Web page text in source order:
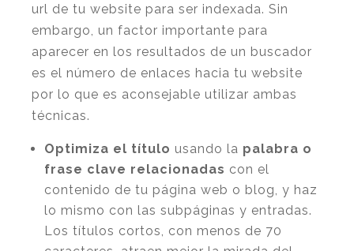
url de tu website para ser indexada. Sin
embargo, un factor importante para
aparecer en los resultados de un buscador
es el número de enlaces hacia tu website
por lo que es aconsejable utilizar ambas
técnicas.
Optimiza el título usando la palabra o
frase clave relacionadas con el
contenido de tu página web o blog, y haz
lo mismo con las subpáginas y entradas.
Los títulos cortos, con menos de 70